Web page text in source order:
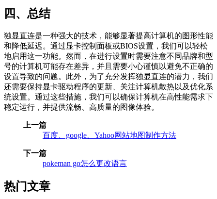
四、总结
独显直连是一种强大的技术，能够显著提高计算机的图形性能
和降低延迟。通过显卡控制面板或BIOS设置，我们可以轻松
地启用这一功能。然而，在进行设置时需要注意不同品牌和型
号的计算机可能存在差异，并且需要小心谨慎以避免不正确的
设置导致的问题。此外，为了充分发挥独显直连的潜力，我们
还需要保持显卡驱动程序的更新、关注计算机散热以及优化系
统设置。通过这些措施，我们可以确保计算机在高性能需求下
稳定运行，并提供流畅、高质量的图像体验。
上一篇
百度、google、Yahoo网站地图制作方法
下一篇
pokeman go怎么更改语言
热门文章